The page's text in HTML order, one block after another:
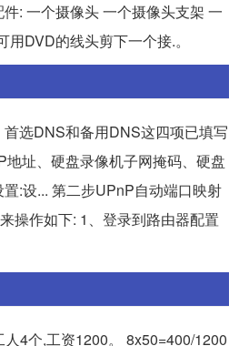
: 一个摄像头 一个摄像头支架 一
DVD的线头剪下一个接.。
选DNS和备用DNS这四项已填写
址、硬盘录像机子网掩码、硬盘
:设... 第二步UPnP自动端口映射
操作如下: 1、登录到路由器配置
4个,工资1200。 8x50=400/1200